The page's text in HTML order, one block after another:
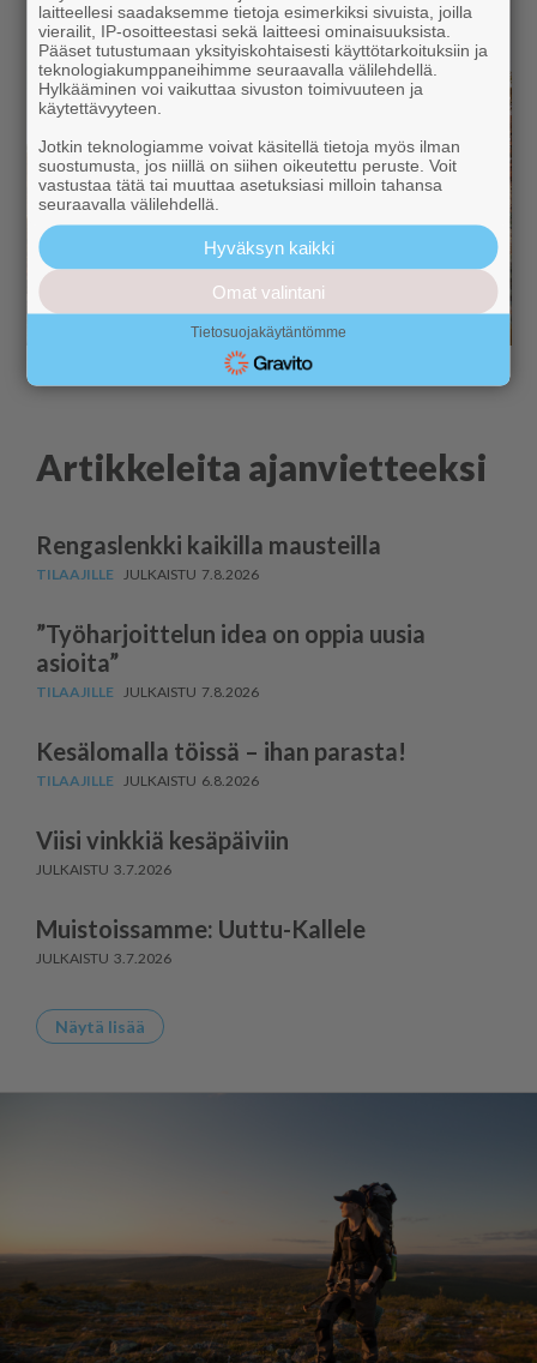
Artikkeleita ajanvietteeksi
Rengaslenkki kaikilla mausteilla
7.8.2026
”Työharjoittelun idea on oppia uusia
asioita”
7.8.2026
Kesälomalla töissä – ihan parasta!
6.8.2026
Viisi vinkkiä kesäpäiviin
3.7.2026
Muistoissamme: Uuttu-Kallele
3.7.2026
Näytä lisää
laitteellesi saadaksemme tietoja esimerkiksi sivuista, joilla
vierailit, IP-osoitteestasi sekä laitteesi ominaisuuksista.
Pääset tutustumaan yksityiskohtaisesti käyttötarkoituksiin ja
teknologiakumppaneihimme seuraavalla välilehdellä.
Hylkääminen voi vaikuttaa sivuston toimivuuteen ja
käytettävyyteen.
Jotkin teknologiamme voivat käsitellä tietoja myös ilman
suostumusta, jos niillä on siihen oikeutettu peruste. Voit
vastustaa tätä tai muuttaa asetuksiasi milloin tahansa
seuraavalla välilehdellä.
Hyväksyn kaikki
Omat valintani
Tietosuojakäytäntömme